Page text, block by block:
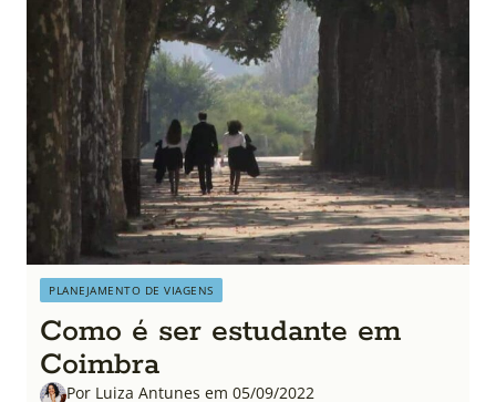
PLANEJAMENTO DE VIAGENS
Como é ser estudante em
Coimbra
Por Luiza Antunes em 05/09/2022